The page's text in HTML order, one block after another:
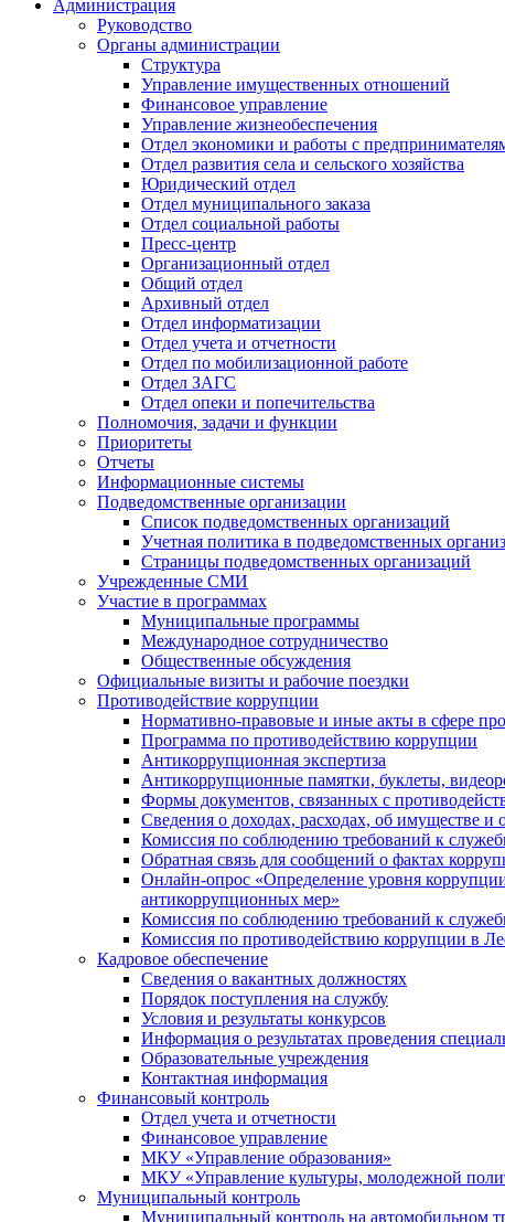
Администрация
Руководство
Органы администрации
Структура
Управление имущественных отношений
Финансовое управление
Управление жизнеобеспечения
Отдел экономики и работы с
Отдел развития села и сельского хозяйства
Юридический отдел
Отдел муниципального заказа
Отдел социальной работы
Пресс-центр
Организационный отдел
Общий отдел
Архивный отдел
Отдел информатизации
Отдел учета и отчетности
Отдел по мобилизационной работе
Отдел ЗАГС
Отдел опеки и попечительства
Полномочия, задачи и функции
Приоритеты
Отчеты
Информационные системы
Подведомственные организации
Список подведомственных организаций
Учетная политика в подведомственных
Страницы подведомственных организаций
Учрежденные СМИ
Участие в программах
Муниципальные программы
Международное сотрудничество
Общественные обсуждения
Официальные визиты и рабочие поездки
Противодействие коррупции
Нормативно-правовые и иные акты в сфере
Программа по противодействию коррупции
Антикоррупционная экспертиза
Антикоррупционные памятки, буклеты,
Формы документов, связанных с
Сведения о доходах, расходах, об имуществе и
Комиссия по соблюдению требований к
Обратная связь для сообщений о фактах
Онлайн-опрос «Определение уровня
антикоррупционных мер»
Комиссия по соблюдению требований к
Комиссия по противодействию коррупции в
Кадровое обеспечение
Сведения о вакантных должностях
Порядок поступления на службу
Условия и результаты конкурсов
Информация о результатах проведения
Образовательные учреждения
Контактная информация
Финансовый контроль
Отдел учета и отчетности
Финансовое управление
МКУ «Управление образования»
МКУ «Управление культуры, молодежной
Муниципальный контроль
Муниципальный контроль на автомобильном